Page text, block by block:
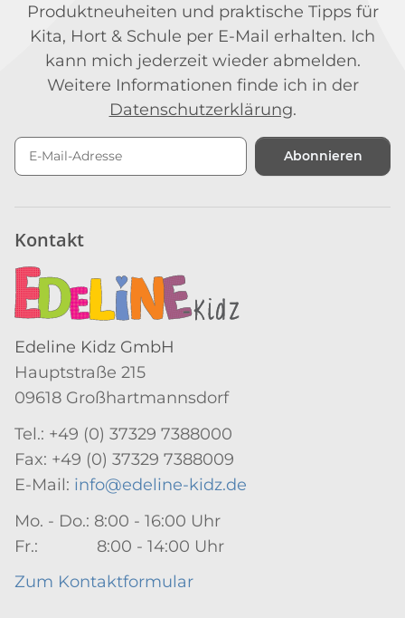
Produktneuheiten und praktische Tipps für
Kita, Hort & Schule per E-Mail erhalten. Ich
kann mich jederzeit wieder abmelden.
Weitere Informationen finde ich in der
Datenschutzerklärung.
Abonnieren
Kontakt
Edeline Kidz GmbH
Hauptstraße 215
09618 Großhartmannsdorf
Tel.: +49 (0) 37329 7388000
Fax: +49 (0) 37329 7388009
E-Mail: info@edeline-kidz.de
Mo. - Do.: 8:00 - 16:00 Uhr
Fr.: 8:00 - 14:00 Uhr
Zum Kontaktformular